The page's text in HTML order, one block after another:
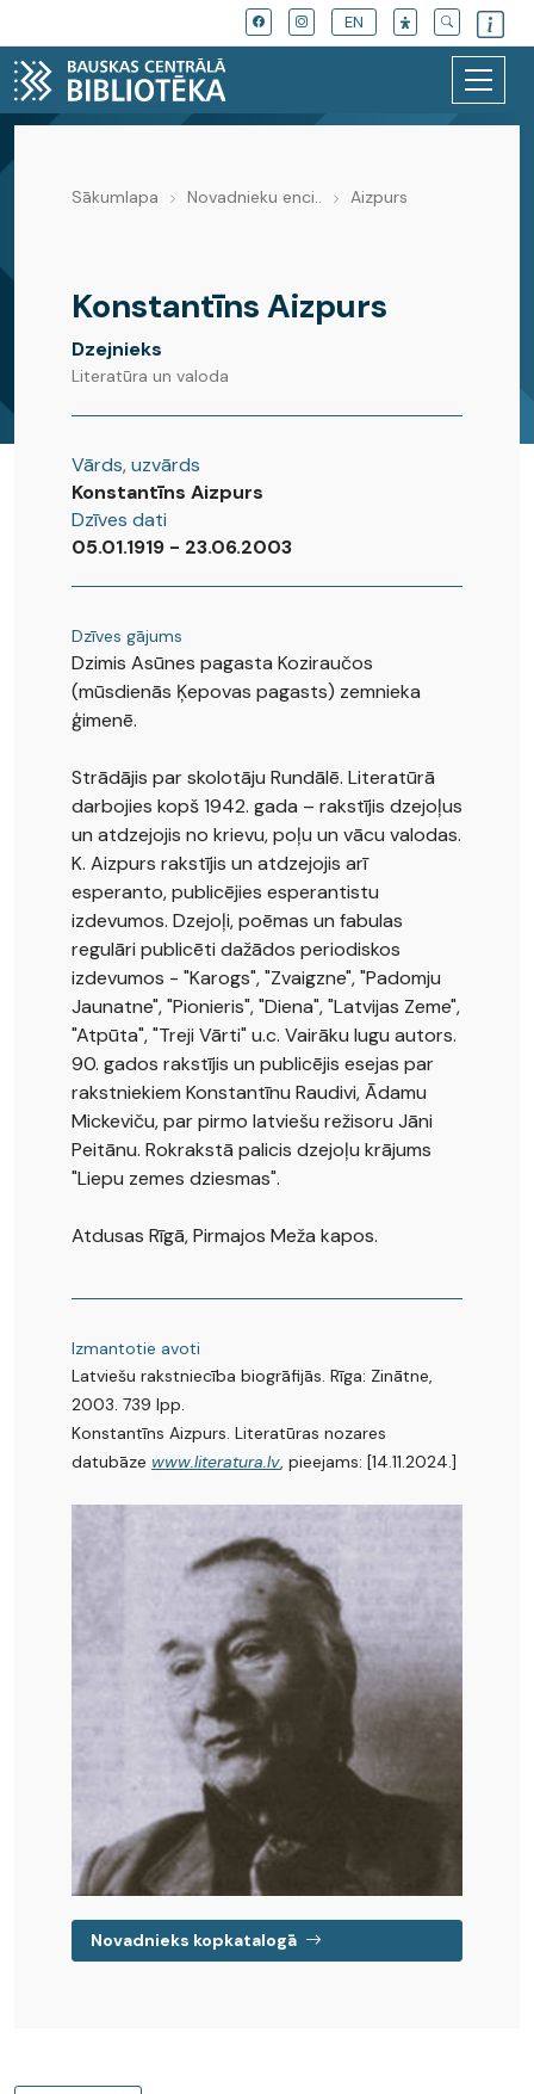
EN
Novadnieku enciklopēdija
Sākumlapa Novadnieku enci.. Aizpurs
Konstantīns Aizpurs
Dzejnieks
Literatūra un valoda
Vārds, uzvārds
Konstantīns Aizpurs
Dzīves dati
05.01.1919 - 23.06.2003
Dzīves gājums
Dzimis Asūnes pagasta Koziraučos
(mūsdienās Ķepovas pagasts) zemnieka
ģimenē.
Strādājis par skolotāju Rundālē. Literatūrā
darbojies kopš 1942. gada – rakstījis dzejoļus
un atdzejojis no krievu, poļu un vācu valodas.
K. Aizpurs rakstījis un atdzejojis arī
esperanto, publicējies esperantistu
izdevumos. Dzejoļi, poēmas un fabulas
regulāri publicēti dažādos periodiskos
izdevumos - "Karogs", "Zvaigzne", "Padomju
Jaunatne", "Pionieris", "Diena", "Latvijas Zeme",
"Atpūta", "Treji Vārti" u.c. Vairāku lugu autors.
90. gados rakstījis un publicējis esejas par
rakstniekiem Konstantīnu Raudivi, Ādamu
Mickeviču, par pirmo latviešu režisoru Jāni
Peitānu. Rokrakstā palicis dzejoļu krājums
"Liepu zemes dziesmas".
Atdusas Rīgā, Pirmajos Meža kapos.
Izmantotie avoti
Latviešu rakstniecība biogrāfijās. Rīga: Zinātne,
2003. 739 lpp.
Konstantīns Aizpurs. Literatūras nozares
datubāze www.literatura.lv, pieejams: [14.11.2024.]
Novadnieks kopkatalogā